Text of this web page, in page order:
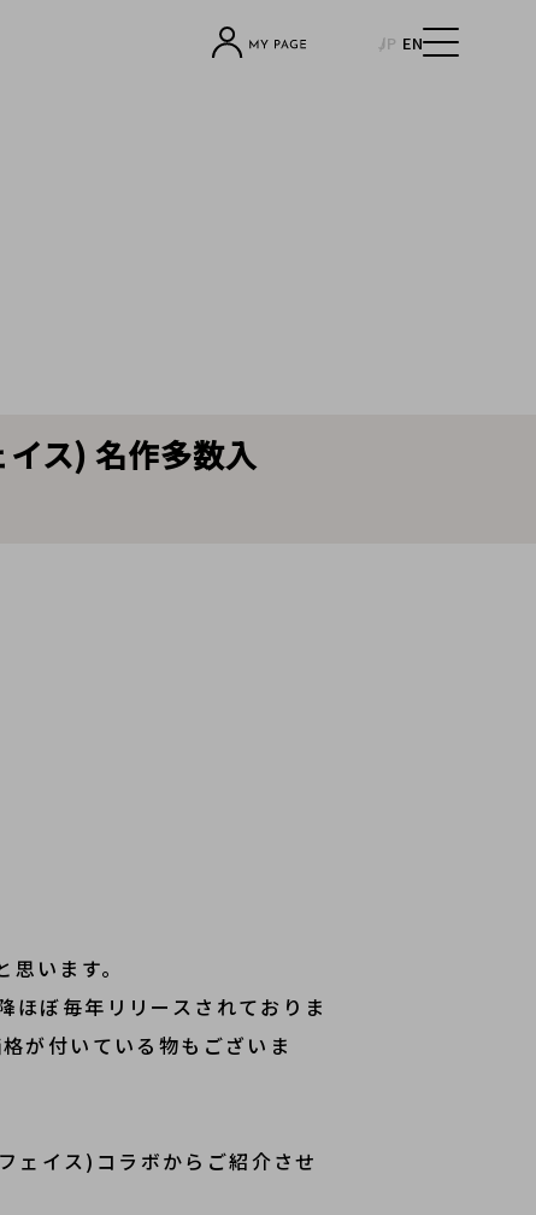
JP EN
ス) 名作多数入
います。
ぼ毎年リリースされておりま
が付いている物もございま
イス)コラボからご紹介させ